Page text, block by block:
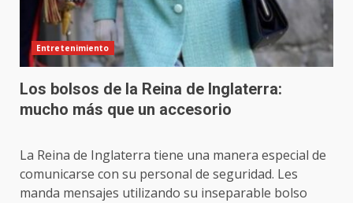
Entretenimiento
Los bolsos de la Reina de Inglaterra:
mucho más que un accesorio
La Reina de Inglaterra tiene una manera especial de
comunicarse con su personal de seguridad. Les
manda mensajes utilizando su inseparable bolso